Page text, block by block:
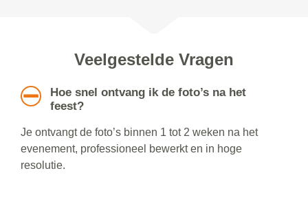
Veelgestelde Vragen
Hoe snel ontvang ik de foto’s na het
feest?
Je ontvangt de foto’s binnen 1 tot 2 weken na het
evenement, professioneel bewerkt en in hoge
resolutie.